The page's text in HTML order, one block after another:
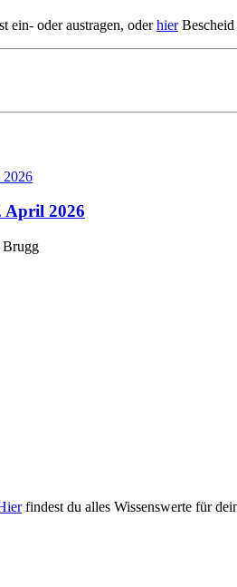
ein- oder austragen, oderhierBescheid
April 2026
Brugg
findest du alles Wissenswerte für